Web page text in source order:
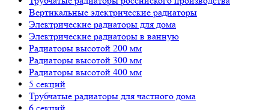
Вертикальные электрические радиаторы
Электрические радиаторы для дома
Электрические радиаторы в ванную
Радиаторы высотой 200 мм
Радиаторы высотой 300 мм
Радиаторы высотой 400 мм
5 секций
Трубчатые радиаторы для частного дома
6 секций